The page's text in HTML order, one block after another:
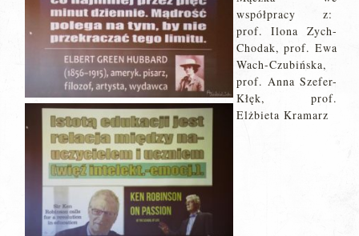
współpracy z:
prof. Ilona Zych-
Chodak, prof. Ewa
Wach-Czubińska,
prof. Anna Szefer-
Kłęk, prof.
Elżbieta Kramarz